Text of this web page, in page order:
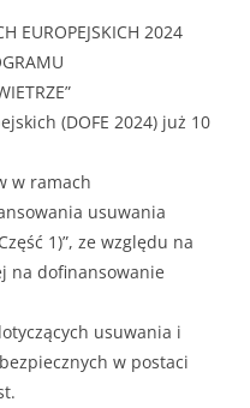
EUROPEJSKICH 2024
(DOFE 2024) już 10
w ramach
usuwania
1)”, ze względu na
na dofinansowanie
usuwania i
w postaci